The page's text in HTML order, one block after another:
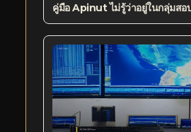
คู่มือ Apinut ไม่รู้ว่าอยู่ในกลุ่มสอ